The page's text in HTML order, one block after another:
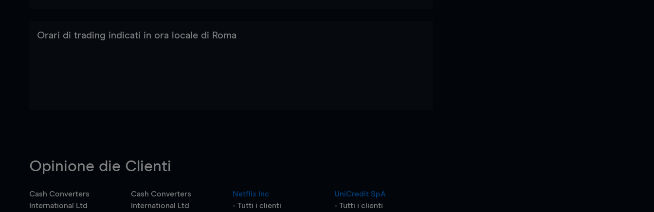
Orari di trading indicati in ora locale di Roma
Opinione die Clienti
Cash Converters
International Ltd
Cash Converters
International Ltd
Netflix Inc
- Tutti i clienti
UniCredit SpA
- Tutti i clienti